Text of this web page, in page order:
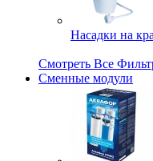
Насадки на
Смотреть Все
Сменные модули